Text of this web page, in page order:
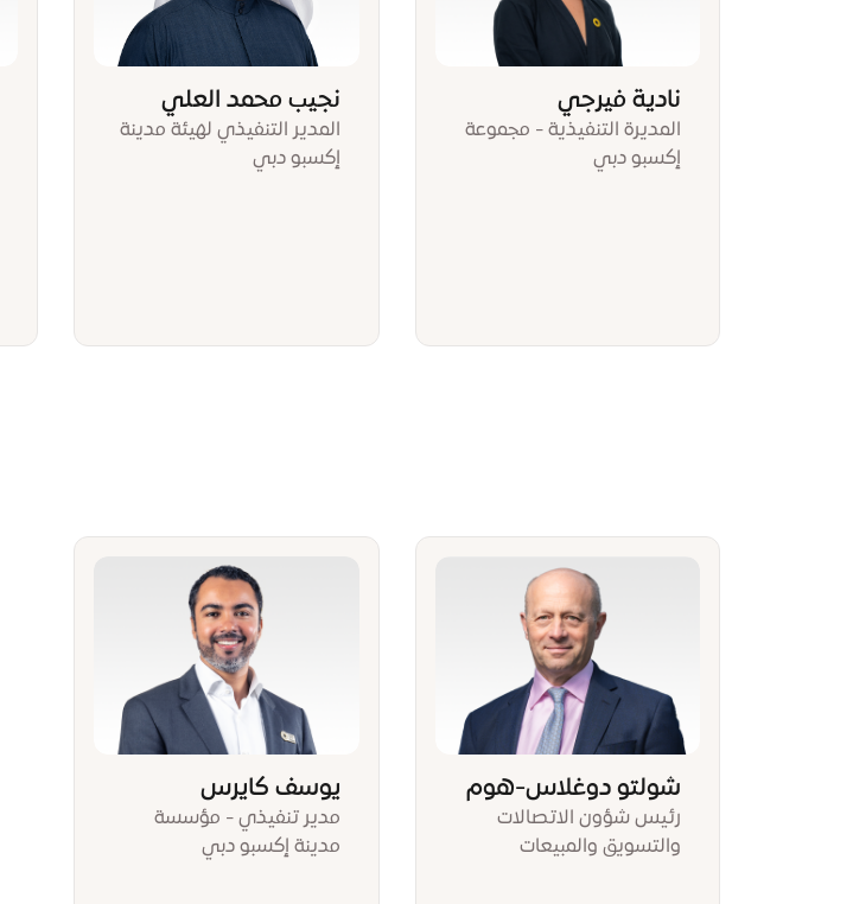
نادية فيرجي
المديرة التنفيذية - مجموعة
إكسبو دبي
نجيب محمد العلي
المدير التنفيذي لهيئة مدينة
إكسبو دبي
شولتو دوغلاس-هوم
رئيس شؤون الاتصالات
والتسويق والمبيعات
يوسف كايرس
مدير تنفيذي - مؤسسة
مدينة إكسبو دبي